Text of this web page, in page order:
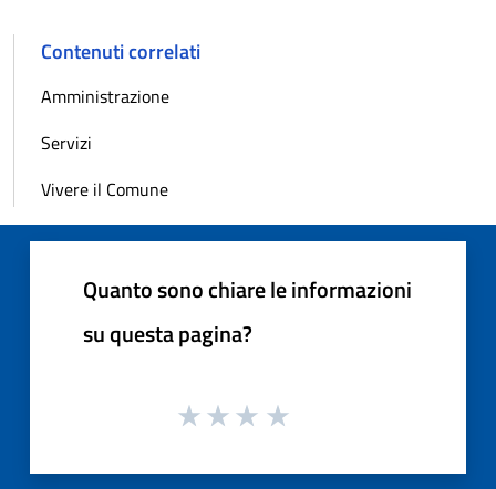
Contenuti correlati
Amministrazione
Servizi
Vivere il Comune
Quanto sono chiare le informazioni
su questa pagina?